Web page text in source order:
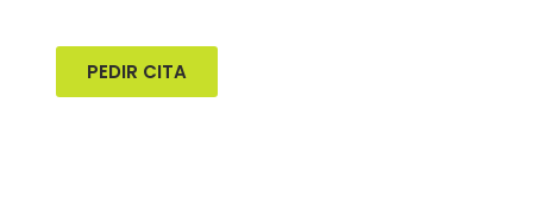
PEDIR CITA